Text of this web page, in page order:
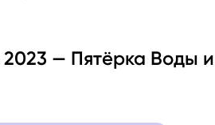
2023 — Пятёрка Воды и